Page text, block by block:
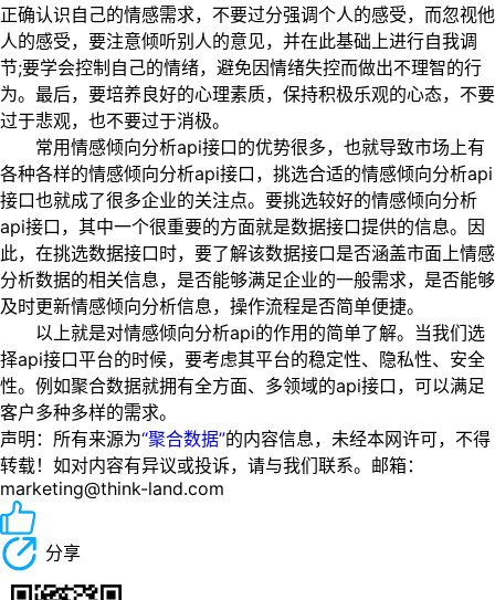
正确认识自己的情感需求，不要过分强调个人的感受，而忽视他
人的感受，要注意倾听别人的意见，并在此基础上进行自我调
节;要学会控制自己的情绪，避免因情绪失控而做出不理智的行
为。最后，要培养良好的心理素质，保持积极乐观的心态，不要
过于悲观，也不要过于消极。
常用情感倾向分析api接口的优势很多，也就导致市场上有
各种各样的情感倾向分析api接口，挑选合适的情感倾向分析api
接口也就成了很多企业的关注点。要挑选较好的情感倾向分析
api接口，其中一个很重要的方面就是数据接口提供的信息。因
此，在挑选数据接口时，要了解该数据接口是否涵盖市面上情感
分析数据的相关信息，是否能够满足企业的一般需求，是否能够
及时更新情感倾向分析信息，操作流程是否简单便捷。
以上就是对情感倾向分析api的作用的简单了解。当我们选
择api接口平台的时候，要考虑其平台的稳定性、隐私性、安全
性。例如聚合数据就拥有全方面、多领域的api接口，可以满足
客户多种多样的需求。
声明：所有来源为“聚合数据”的内容信息，未经本网许可，不得
转载！如对内容有异议或投诉，请与我们联系。邮箱：
marketing@think-land.com
分享